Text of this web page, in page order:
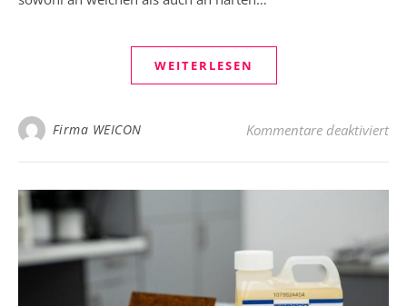
WEITERLESEN
Firma WEICON Kommentare deaktiviertfür